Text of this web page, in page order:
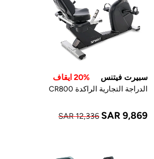
سبيرت فيتنس 20% ايقاف
الدراجة التجارية الراكدة CR800
SAR 12,336 SAR 9,869